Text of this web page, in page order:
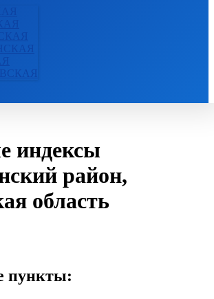
индексы
район,
область
пункты: